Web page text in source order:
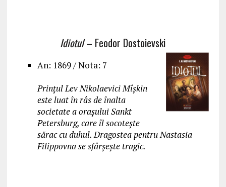
Idiotul– Feodor Dostoievski
An: 1869 / Nota: 7
Prințul Lev Nikolaevici Mîșkin
este luat în râs de înalta
societate a orașului Sankt
Petersburg, care îl socotește
sărac cu duhul. Dragostea pentru Nastasia
Filippovna se sfârșește tragic.